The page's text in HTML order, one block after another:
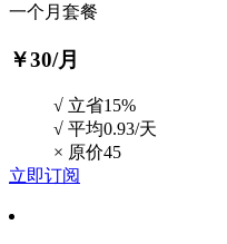
一个月套餐
￥30/月
√ 立省15%
√ 平均0.93/天
× 原价45
立即订阅